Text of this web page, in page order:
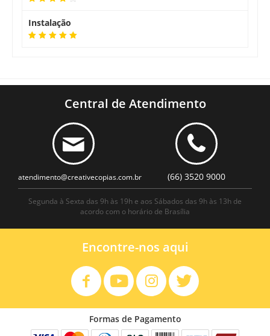
Instalação
Central de Atendimento
atendimento@creativecopias.com.br (66) 3520 9000
Segunda à Sexta das 9h às 19h e aos Sábados das 9h às 13h de
acordo com o horário de Brasília
Encontre-nos aqui
Formas de Pagamento